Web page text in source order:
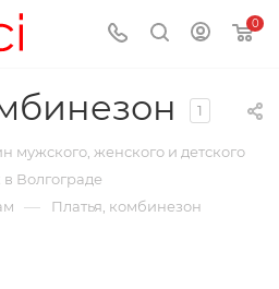
0
1
мужского, женского и детского
Волгограде
— Платья, комбинезон